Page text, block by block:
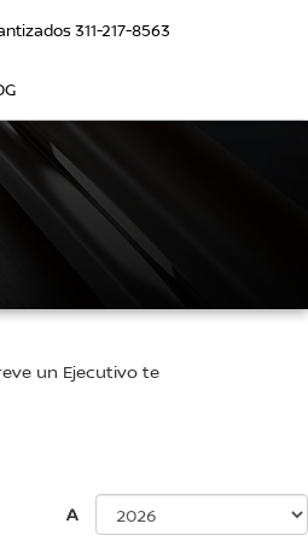
311-217-8563
un Ejecutivo te
A